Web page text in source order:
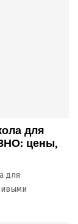
для
цены,
для